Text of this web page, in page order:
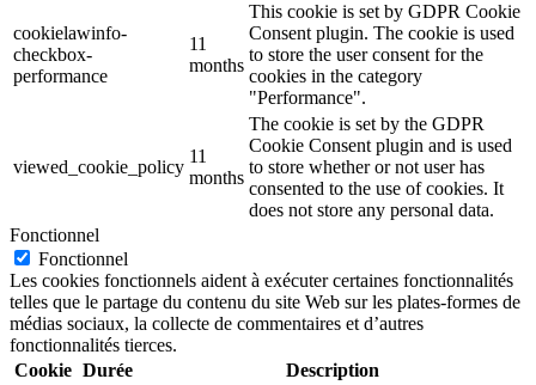
cookielawinfo-
checkbox-
performance
11
months
This cookie is set by GDPR Cookie
Consent plugin. The cookie is used
to store the user consent for the
cookies in the category
"Performance".
viewed_cookie_policy
11
months
The cookie is set by the GDPR
Cookie Consent plugin and is used
to store whether or not user has
consented to the use of cookies. It
does not store any personal data.
Fonctionnel
Fonctionnel
Les cookies fonctionnels aident à exécuter certaines fonctionnalités
telles que le partage du contenu du site Web sur les plates-formes de
médias sociaux, la collecte de commentaires et d’autres
fonctionnalités tierces.
Cookie Durée Description